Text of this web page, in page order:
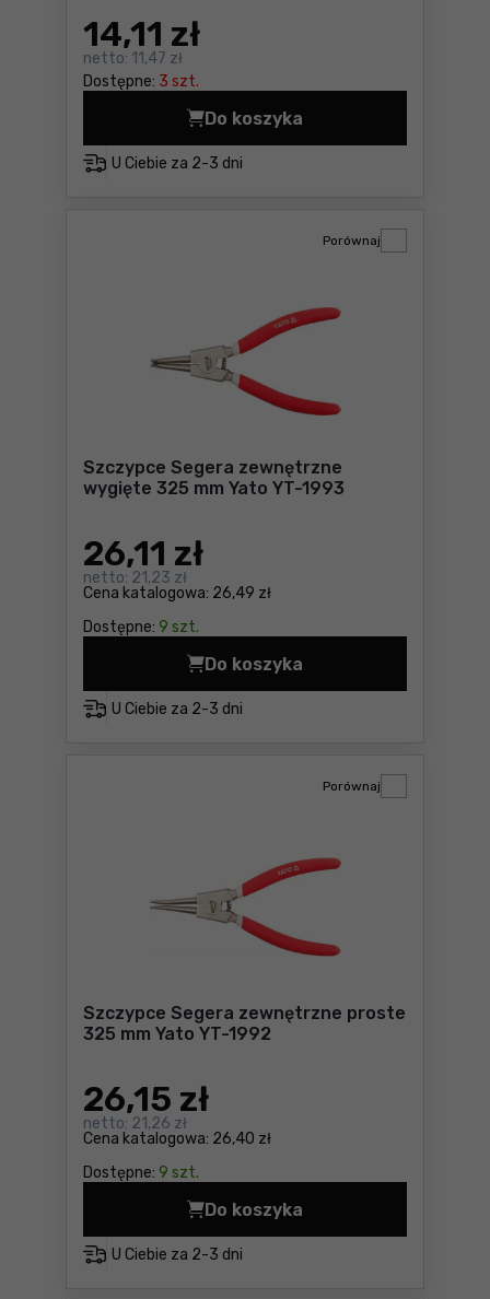
14,11 zł
netto: 11,47 zł
Dostępne: 3 szt.
U Ciebie za 2-3 dni
Do koszyka
Szczypce Segera
Szczypce Segera zewnętrzne
wygięte 325 mm Yato YT-1993
Cena katalogowa: 26,49 zł
26,11 zł
netto: 21,23 zł
Dostępne: 9 szt.
Porównaj
U Ciebie za 2-3 dni
Do koszyka
Szczypce Segera
Szczypce Segera zewnętrzne proste
325 mm Yato YT-1992
Cena katalogowa: 26,40 zł
26,15 zł
netto: 21,26 zł
Dostępne: 9 szt.
Porównaj
U Ciebie za 2-3 dni
Do koszyka
Szczypce Segera